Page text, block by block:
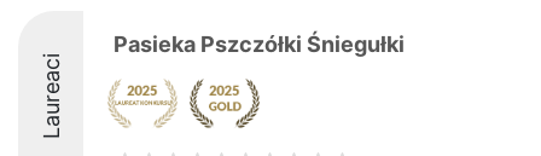
Laureaci
Pasieka Pszczółki Śniegułki